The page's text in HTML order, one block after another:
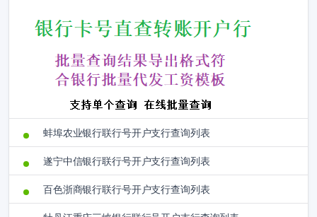
蚌埠农业银行联行号开户支行查询列表
遂宁中信银行联行号开户支行查询列表
百色浙商银行联行号开户支行查询列表